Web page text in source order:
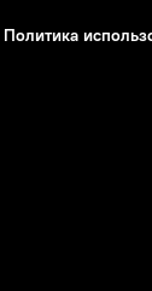
Политика